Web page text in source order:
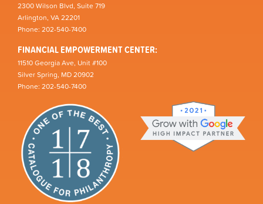
2300 Wilson Blvd, Suite 719
Arlington, VA 22201
Phone: 202-540-7400
FINANCIAL EMPOWERMENT CENTER:
11510 Georgia Ave, Unit #100
Silver Spring, MD 20902
Phone: 202-540-7400